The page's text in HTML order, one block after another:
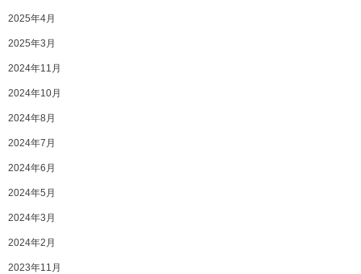
2025年4月
2025年3月
2024年11月
2024年10月
2024年8月
2024年7月
2024年6月
2024年5月
2024年3月
2024年2月
2023年11月